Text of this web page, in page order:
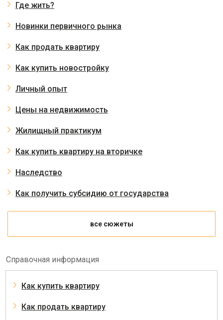
Где жить?
Новинки первичного рынка
Как продать квартиру
Как купить новостройку
Личный опыт
Цены на недвижимость
Жилищный практикум
Как купить квартиру на вторичке
Наследство
Как получить субсидию от государства
все сюжеты
Справочная информация
Как купить квартиру
Как продать квартиру